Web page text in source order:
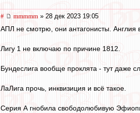
# mmmmm » 28 дек 2023 19:05
АПЛ не смотрю, они антагонисты. Англия
Лигу 1 не включаю по причине 1812.
Бундеслига вообще проклята - тут даже
ЛаЛига прочь, инквизиция и всё такое.
Серия А гнобила свободолюбивую